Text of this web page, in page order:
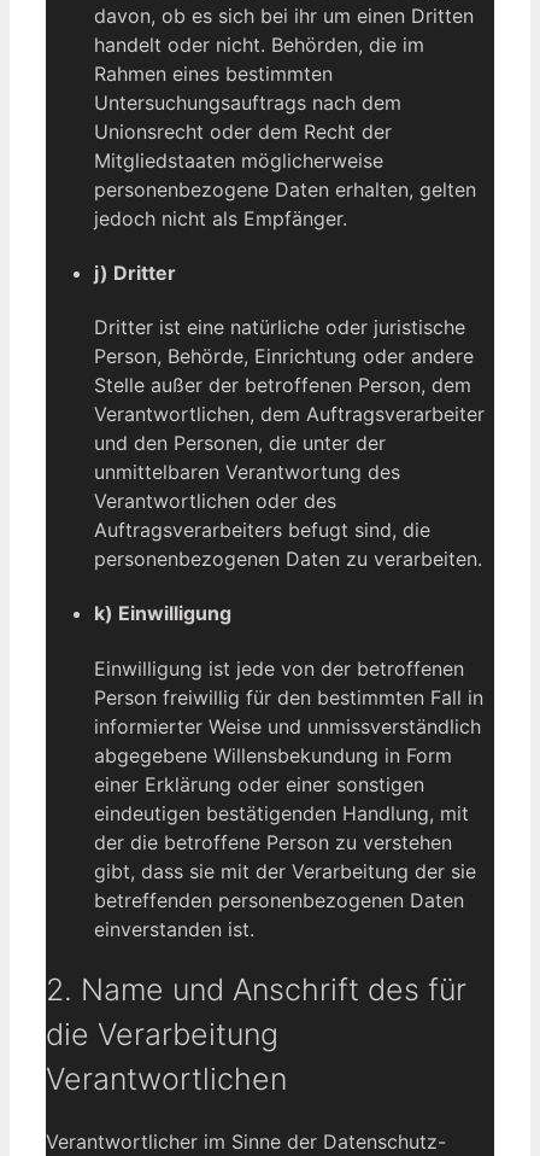
davon, ob es sich bei ihr um einen Dritten
handelt oder nicht. Behörden, die im
Rahmen eines bestimmten
Untersuchungsauftrags nach dem
Unionsrecht oder dem Recht der
Mitgliedstaaten möglicherweise
personenbezogene Daten erhalten, gelten
jedoch nicht als Empfänger.
j) Dritter
Dritter ist eine natürliche oder juristische
Person, Behörde, Einrichtung oder andere
Stelle außer der betroffenen Person, dem
Verantwortlichen, dem Auftragsverarbeiter
und den Personen, die unter der
unmittelbaren Verantwortung des
Verantwortlichen oder des
Auftragsverarbeiters befugt sind, die
personenbezogenen Daten zu verarbeiten.
k) Einwilligung
Einwilligung ist jede von der betroffenen
Person freiwillig für den bestimmten Fall in
informierter Weise und unmissverständlich
abgegebene Willensbekundung in Form
einer Erklärung oder einer sonstigen
eindeutigen bestätigenden Handlung, mit
der die betroffene Person zu verstehen
gibt, dass sie mit der Verarbeitung der sie
betreffenden personenbezogenen Daten
einverstanden ist.
2. Name und Anschrift des für
die Verarbeitung
Verantwortlichen
Verantwortlicher im Sinne der Datenschutz-